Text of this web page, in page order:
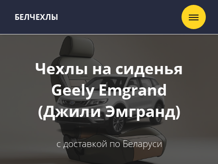
БЕЛЧЕХЛЫ
Чехлы на сиденья
Geely Emgrand
(Джили Эмгранд)
с доставкой по Беларуси